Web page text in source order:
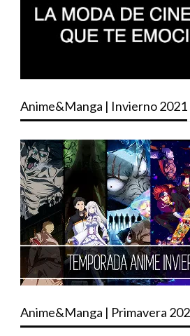
Anime&Manga | Invierno 2021
Anime&Manga | Primavera